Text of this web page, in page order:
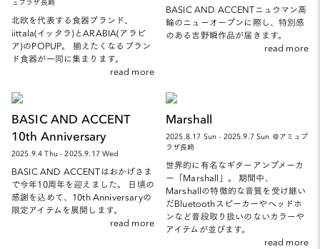
北欧を代表する食器ブランド、
iittala(イッタラ)とARABIA(アラビ
ア)のPOPUP。 揃えたくなるブラン
ド食器が一同に集まります。
read more
BASIC AND ACCENTニュウマン高
輪のニューオープンに際し、特別感
のある吉野瞬作品が届きます。
read more
BASIC AND ACCENT
10th Anniversary
2025.9.4 Thu - 2025.9.17 Wed
BASIC AND ACCENTはおかげさま
で今年10周年を迎えました。 日頃の
感謝を込めて、10th Anniversaryの
限定アイテムを展開します。
read more
Marshall
2025.8.17 Sun - 2025.9.7 Sun ＠アミュプ
ラザ長崎
世界的に有名なギターアンプメーカ
ー「Marshall」。 期間中、
Marshallの特徴的な音質を受け継い
だBluetoothスピーカーやヘッドホ
ンなど普段取り扱いのないカラーや
アイテムが並びます。
read more